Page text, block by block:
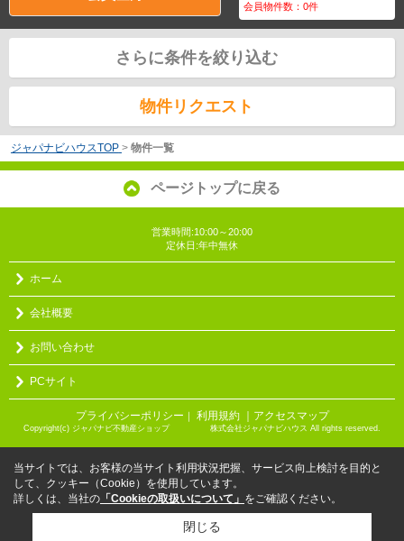
会員物件数：0件
さらに条件を絞り込む
物件リクエスト
ジャパナビハウスTOP > 物件一覧
ページトップに戻る
営業時間:10:00～20:00
定休日:年中無休
ホーム
会社概要
お問い合わせ
PCサイト
プライバシーポリシー ｜ 利用規約 ｜アクセスマップ
Copyright(c) ジャパナビ不動産ショップ 株式会社ジャパナビハウス All rights reserved.
当サイトでは、お客様の当サイト利用状況把握、サービス向上検討を目的と
して、クッキー（Cookie）を使用しています。
詳しくは、当社の 「Cookieの取扱いについて」 をご確認ください。
閉じる